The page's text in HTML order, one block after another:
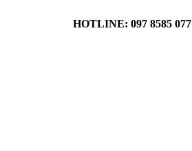
HOTLINE: 097 8585 077